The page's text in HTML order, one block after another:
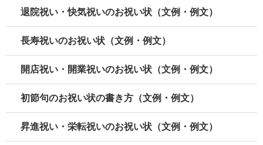
退院祝い・快気祝いのお祝い状（文例・例文）
長寿祝いのお祝い状（文例・例文）
開店祝い・開業祝いのお祝い状（文例・例文）
初節句のお祝い状の書き方（文例・例文）
昇進祝い・栄転祝いのお祝い状（文例・例文）